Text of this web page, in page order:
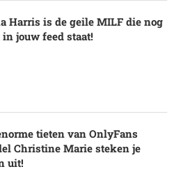
Harris is de geile MILF die nog
jouw feed staat!
tieten van OnlyFans
Christine Marie steken je
uit!